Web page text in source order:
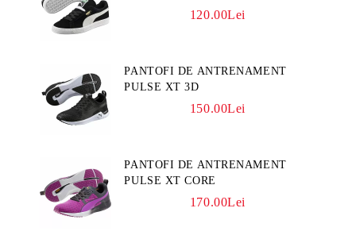
120.00Lei
PANTOFI DE ANTRENAMENT
PULSE XT 3D
150.00Lei
PANTOFI DE ANTRENAMENT
PULSE XT CORE
170.00Lei